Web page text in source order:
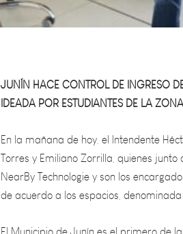
JUNÍN HACE CONTROL DE
IDEADA POR ESTUDIANTES DE LA
En la mañana de hoy, el Intendente
Torres y Emiliano Zorrilla, quienes
NearBy Technologie y son los
de acuerdo a los espacios,
El Municipio de Junín es el primero de